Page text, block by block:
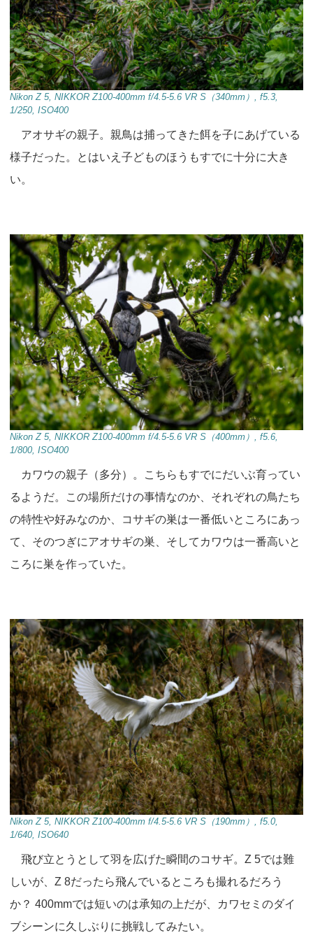
Nikon Z 5, NIKKOR Z100-400mm f/4.5-5.6 VR S（340mm）, f5.3,
1/250, ISO400
アオサギの親子。親鳥は捕ってきた餌を子にあげている
様子だった。とはいえ子どものほうもすでに十分に大き
い。
Nikon Z 5, NIKKOR Z100-400mm f/4.5-5.6 VR S（400mm）, f5.6,
1/800, ISO400
カワウの親子（多分）。こちらもすでにだいぶ育ってい
るようだ。この場所だけの事情なのか、それぞれの鳥たち
の特性や好みなのか、コサギの巣は一番低いところにあっ
て、そのつぎにアオサギの巣、そしてカワウは一番高いと
ころに巣を作っていた。
Nikon Z 5, NIKKOR Z100-400mm f/4.5-5.6 VR S（190mm）, f5.0,
1/640, ISO640
飛び立とうとして羽を広げた瞬間のコサギ。Z 5では難
しいが、Z 8だったら飛んでいるところも撮れるだろう
か？ 400mmでは短いのは承知の上だが、カワセミのダイ
ブシーンに久しぶりに挑戦してみたい。